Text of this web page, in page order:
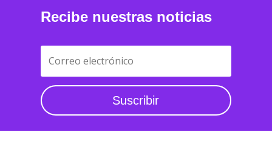
Recibe nuestras noticias
Suscribir